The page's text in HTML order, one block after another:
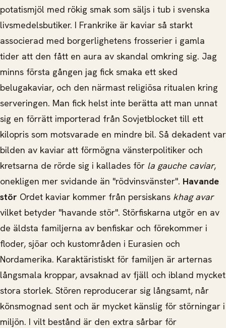
potatismjöl med rökig smak som säljs i tub i svenska
livsmedelsbutiker. I Frankrike är kaviar så starkt
associerad med borgerlighetens frosserier i gamla
tider att den fått en aura av skandal omkring sig. Jag
minns första gången jag fick smaka ett sked
belugakaviar, och den närmast religiösa ritualen kring
serveringen. Man fick helst inte berätta att man unnat
sig en förrätt importerad från Sovjetblocket till ett
kilopris som motsvarade en mindre bil. Så dekadent var
bilden av kaviar att förmögna vänsterpolitiker och
kretsarna de rörde sig i kallades för la gauche caviar,
onekligen mer svidande än "rödvinsvänster". Havande
stör Ordet kaviar kommer från persiskans khag avar
vilket betyder "havande stör". Störfiskarna utgör en av
de äldsta familjerna av benfiskar och förekommer i
floder, sjöar och kustområden i Eurasien och
Nordamerika. Karaktäristiskt för familjen är arternas
långsmala kroppar, avsaknad av fjäll och ibland mycket
stora storlek. Stören reproducerar sig långsamt, når
könsmognad sent och är mycket känslig för störningar i
miljön. I vilt bestånd är den extra sårbar för